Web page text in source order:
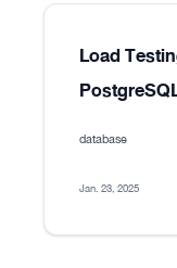
Load
database
Jan. 23, 2025